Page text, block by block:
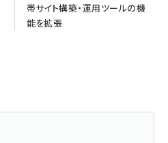
帯サイト構築・運用ツールの機
能を拡張